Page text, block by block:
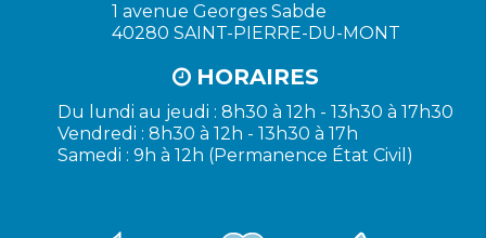
1 avenue Georges Sabde
40280 SAINT-PIERRE-DU-MONT
HORAIRES
Du lundi au jeudi : 8h30 à 12h - 13h30 à 17h30
Vendredi : 8h30 à 12h - 13h30 à 17h
Samedi : 9h à 12h (Permanence État Civil)